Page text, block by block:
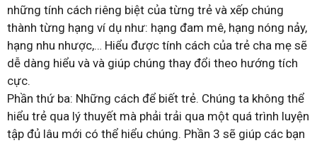
những tính cách riêng biệt của từng trẻ và xếp chúng
thành từng hạng ví dụ như: hạng đam mê, hạng nóng nảy,
hạng nhu nhược,… Hiểu được tính cách của trẻ cha mẹ sẽ
dễ dàng hiểu và và giúp chúng thay đổi theo hướng tích
cực.
Phần thứ ba: Những cách để biết trẻ. Chúng ta không thể
hiểu trẻ qua lý thuyết mà phải trải qua một quá trình luyện
tập đủ lâu mới có thể hiểu chúng. Phần 3 sẽ giúp các bạn